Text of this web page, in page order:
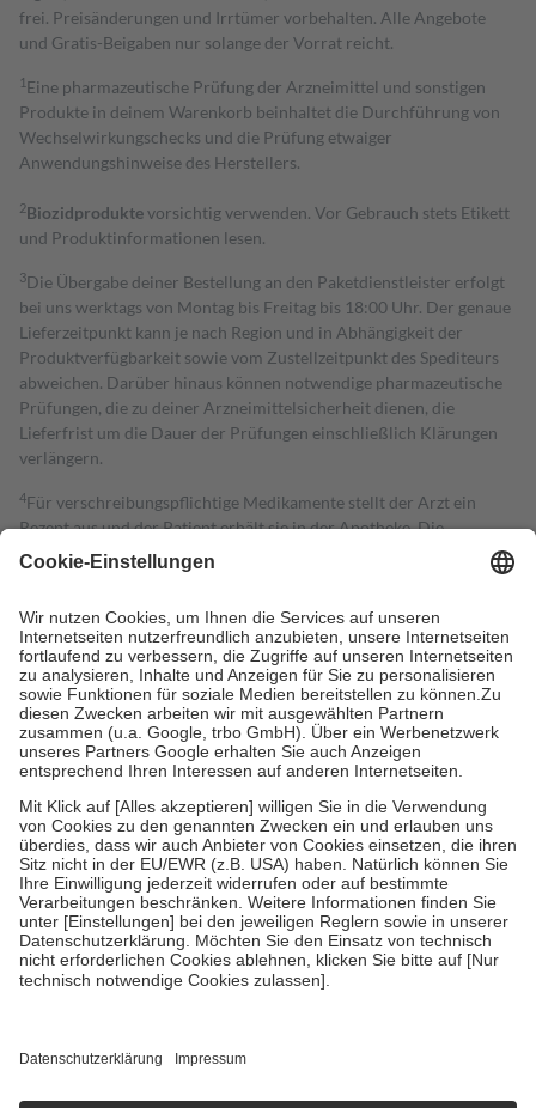
frei. Preisänderungen und Irrtümer vorbehalten. Alle Angebote
und Gratis-Beigaben nur solange der Vorrat reicht.
1 Eine pharmazeutische Prüfung der Arzneimittel und sonstigen
Produkte in deinem Warenkorb beinhaltet die Durchführung von
Wechselwirkungschecks und die Prüfung etwaiger
Anwendungshinweise des Herstellers.
2Biozidproduktevorsichtig verwenden. Vor Gebrauch stets Etikett
und Produktinformationen lesen.
3Die Übergabe deiner Bestellung an den Paketdienstleister erfolgt
bei uns werktags von Montag bis Freitag bis 18:00 Uhr. Der genaue
Lieferzeitpunkt kann je nach Region und in Abhängigkeit der
Produktverfügbarkeit sowie vom Zustellzeitpunkt des Spediteurs
abweichen. Darüber hinaus können notwendige pharmazeutische
Prüfungen, die zu deiner Arzneimittelsicherheit dienen, die
Lieferfrist um die Dauer der Prüfungen einschließlich Klärungen
verlängern.
4Für verschreibungspflichtige Medikamente stellt der Arzt ein
Rezept aus und der Patient erhält sie in der Apotheke. Die
gesetzliche Krankenversicherung übernimmt in der Regel die
Kosten dafür, der Versicherte trägt einen Teil davon als Zuzahlung
Grundsätzlich leisten Mitglieder Zuzahlungen in Höhe von zehn
Prozent des Abgabepreises,mindestens jedochfünf Euround
höchstens zehn Euro.Es sind jedoch nie mehr als die tatsächlichen
Kosten der Leistung zu entrichten.
Diese Regeln gelten grundsätzlich auch für Online-Apotheken.
Bei Heilmitteln und häuslicher Krankenpflege beträgt die
Zuzahlung zehn Prozent der Kosten sowie zehn Euro je
Verordnung.
Um das Engagement der Versicherten für ihre eigene Gesundheit zu
stärken und die besondere Stellung der Familie zu unterstützen,
fallenkeine Zuzahlungenan bei:
• Kindern und Jugendlichen bis zum vollendeten 18. Lebensjahr
mit Ausnahme der Fahrkosten
• Untersuchungen zur Vorsorge und Früherkennung, die von der
GKV getragen werden
Einholung von Bewertungen. Trusted Shops hat Maßnahmen